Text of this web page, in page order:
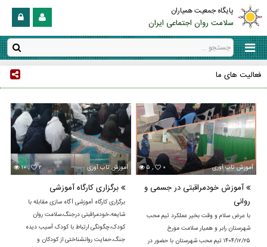
پایگاه جمعیت همیاران
سلامت روان اجتماعی ایران
فعالیت های ما
۵ , ۰ آموزش تاب آوری
آموزش خودمراقبتی در جسمی و
روانی
با عرض سلام و وقت بخیر عملکرد تیم محب
شهرستان رابر و همیار سلامت مورخ
۱۴۰۴/۱۲/۲۵ تیم محب شهرستان با حضور در
۱۰ , ۲ آموزش تاب آوری
برگزاری کارگاه آموزشی
برگزاری کارگاه آموزشی آگاه سازی مقابله با
شایعه،خودمراقبتی درجنگ،سلامت روان
کودک،چگونگی ارتباط با کودک آسیب دیده
جنگ،حمایت روانشناختی از کودکان و